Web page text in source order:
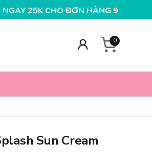
HÀNG 99KNHẬP MÃ T08FS20K -
0
Sun Cream